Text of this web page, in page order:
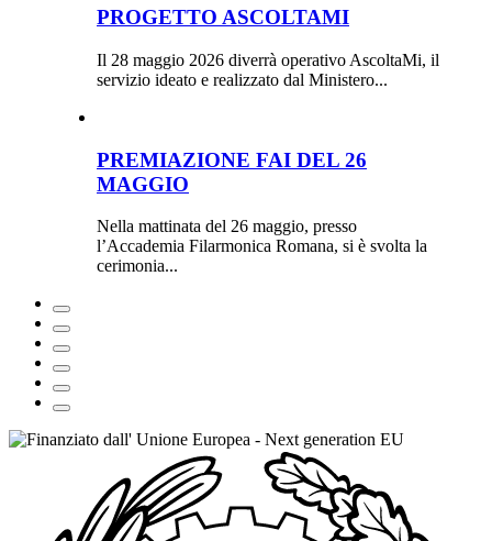
PROGETTO ASCOLTAMI
Il 28 maggio 2026 diverrà operativo AscoltaMi, il
servizio ideato e realizzato dal Ministero...
PREMIAZIONE FAI DEL 26
MAGGIO
Nella mattinata del 26 maggio, presso
l’Accademia Filarmonica Romana, si è svolta la
cerimonia...